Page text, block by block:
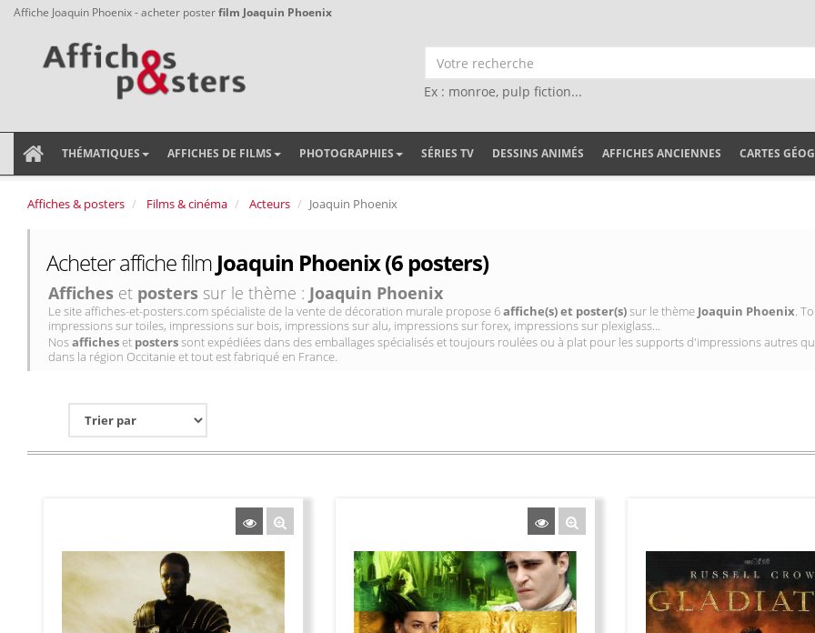
Affiche Joaquin Phoenix - acheter posterfilm Joaquin Phoenix
Ex : monroe, pulp fiction...
THÉMATIQUES AFFICHES DE FILMS PHOTOGRAPHIES SÉRIES TV DESSINS ANIMÉS AFFICHES ANCIENNES CARTES
Affiches & posters Films & cinéma Acteurs Joaquin Phoenix
Acheter affiche film Joaquin Phoenix (6 posters)
Affiches et posters sur le thème : Joaquin Phoenix
Le site affiches-et-posters.com spécialiste de la vente de décoration murale propose 6affiche(s) et poster(s)sur le thème Joaquin Phoenix.
impressions sur toiles, impressions sur bois, impressions sur alu, impressions sur forex, impressions sur plexiglass...
Nosafficheset posterssont expédiées dans des emballages spécialisés et toujours roulées ou à plat pour les supports d'impressions autres
dans la région Occitanie et tout est fabriqué en France.